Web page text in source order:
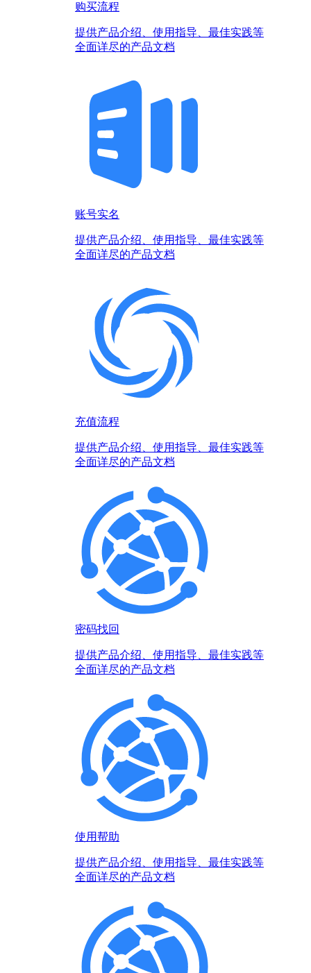
购买流程
提供产品介绍、使用指导、最佳实践等
全面详尽的产品文档
账号实名
提供产品介绍、使用指导、最佳实践等
全面详尽的产品文档
充值流程
提供产品介绍、使用指导、最佳实践等
全面详尽的产品文档
密码找回
提供产品介绍、使用指导、最佳实践等
全面详尽的产品文档
使用帮助
提供产品介绍、使用指导、最佳实践等
全面详尽的产品文档